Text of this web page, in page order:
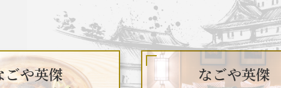
秀長グルメ・土産一覧 名古屋＜秀長＞観光モデ
ごや英傑
なごや英傑